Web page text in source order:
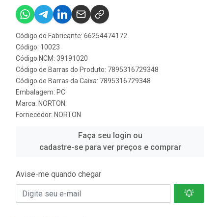
Código do Fabricante: 66254474172
Código: 10023
Código NCM: 39191020
Código de Barras do Produto: 7895316729348
Código de Barras da Caixa: 7895316729348
Embalagem: PC
Marca: NORTON
Fornecedor: NORTON
Faça seu login ou
cadastre-se para ver preços e comprar
Avise-me quando chegar